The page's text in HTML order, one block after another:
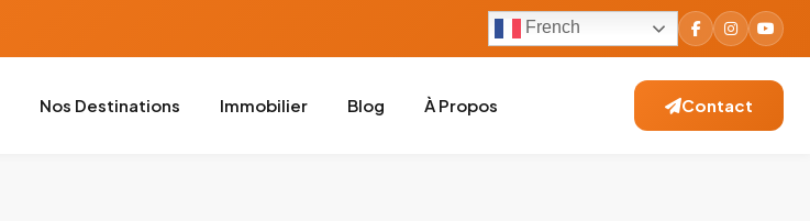
French
Nos Destinations Immobilier Blog À Propos Contact